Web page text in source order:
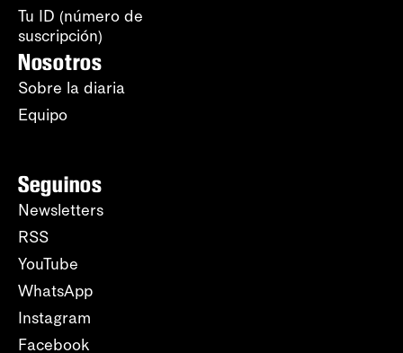
Tu ID (número de
suscripción)
Nosotros
Sobre la diaria
Equipo
Seguinos
Newsletters
RSS
YouTube
WhatsApp
Instagram
Facebook